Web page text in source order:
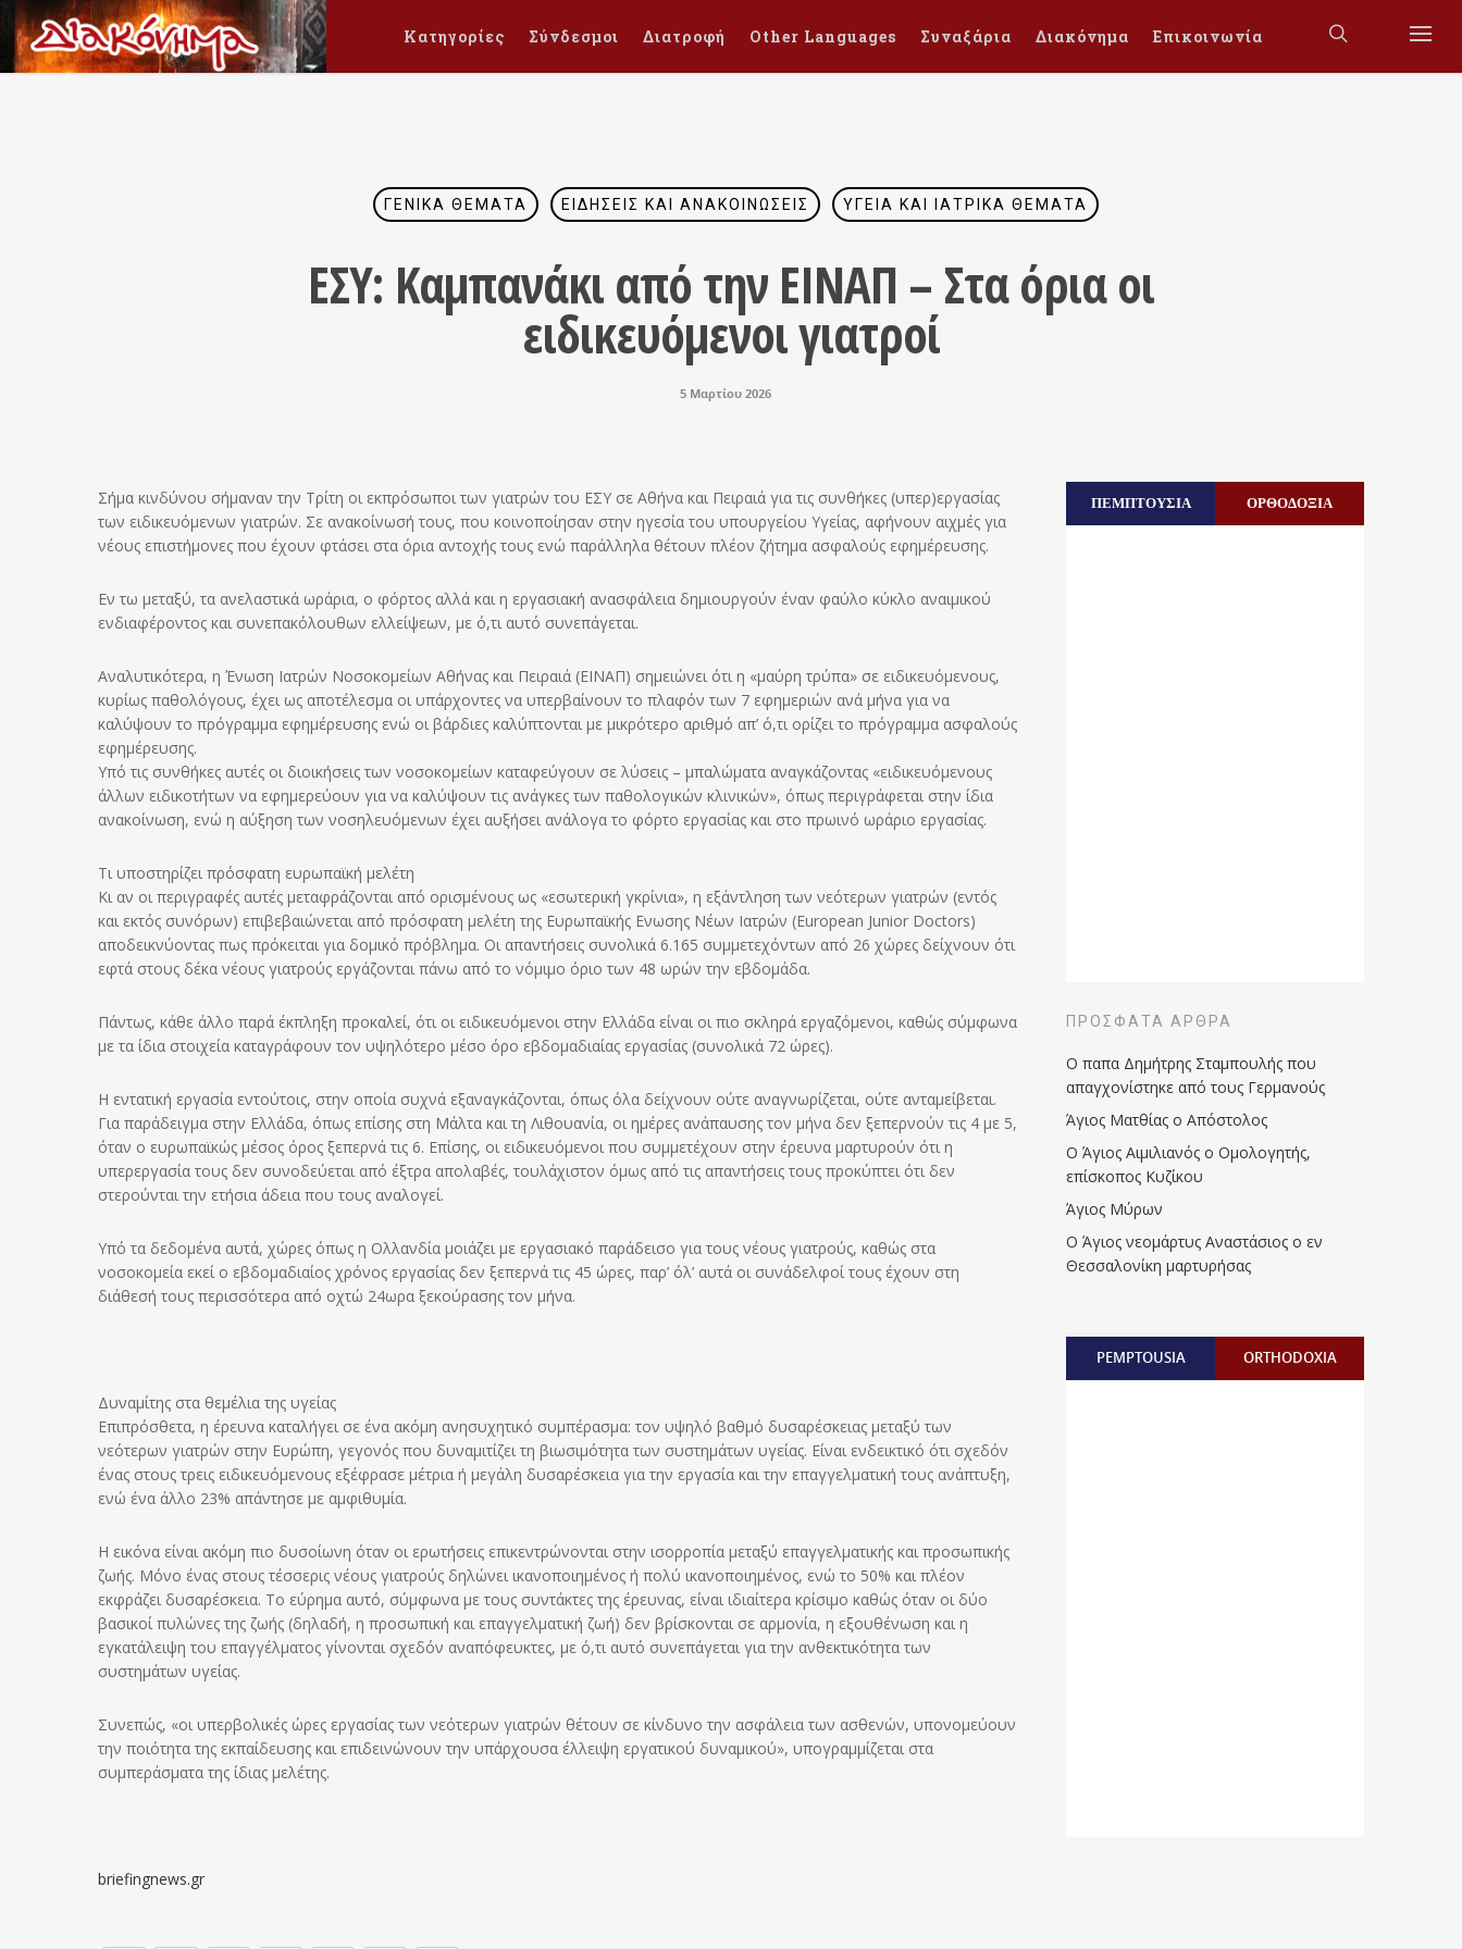
Κατηγορίες Σύνδεσμοι Διατροφή Other Languages Συναξάρια Διακόνημα Επικοινωνία
ΓΕΝΙΚΆ ΘΈΜΑΤΑ ΕΙΔΉΣΕΙΣ ΚΑΙ ΑΝΑΚΟΙΝΏΣΕΙΣ ΥΓΕΊΑ ΚΑΙ ΙΑΤΡΙΚΆ ΘΈΜΑΤΑ
ΕΣΥ: Καμπανάκι από την ΕΙΝΑΠ – Στα όρια οι
ειδικευόμενοι γιατροί
5 Μαρτίου 2026
Σήμα κινδύνου σήμαναν την Τρίτη οι εκπρόσωποι των γιατρών του ΕΣΥ σε Αθήνα και Πειραιά για τις συνθήκες (υπερ)εργασίας
των ειδικευόμενων γιατρών. Σε ανακοίνωσή τους, που κοινοποίησαν στην ηγεσία του υπουργείου Υγείας, αφήνουν αιχμές για
νέους επιστήμονες που έχουν φτάσει στα όρια αντοχής τους ενώ παράλληλα θέτουν πλέον ζήτημα ασφαλούς εφημέρευσης.
Εν τω μεταξύ, τα ανελαστικά ωράρια, ο φόρτος αλλά και η εργασιακή ανασφάλεια δημιουργούν έναν φαύλο κύκλο αναιμικού
ενδιαφέροντος και συνεπακόλουθων ελλείψεων, με ό,τι αυτό συνεπάγεται.
Αναλυτικότερα, η Ένωση Ιατρών Νοσοκομείων Αθήνας και Πειραιά (ΕΙΝΑΠ) σημειώνει ότι η «μαύρη τρύπα» σε ειδικευόμενους,
κυρίως παθολόγους, έχει ως αποτέλεσμα οι υπάρχοντες να υπερβαίνουν το πλαφόν των 7 εφημεριών ανά μήνα για να
καλύψουν το πρόγραμμα εφημέρευσης ενώ οι βάρδιες καλύπτονται με μικρότερο αριθμό απ’ ό,τι ορίζει το πρόγραμμα ασφαλούς
εφημέρευσης.
Υπό τις συνθήκες αυτές οι διοικήσεις των νοσοκομείων καταφεύγουν σε λύσεις – μπαλώματα αναγκάζοντας «ειδικευόμενους
άλλων ειδικοτήτων να εφημερεύουν για να καλύψουν τις ανάγκες των παθολογικών κλινικών», όπως περιγράφεται στην ίδια
ανακοίνωση, ενώ η αύξηση των νοσηλευόμενων έχει αυξήσει ανάλογα το φόρτο εργασίας και στο πρωινό ωράριο εργασίας.
Τι υποστηρίζει πρόσφατη ευρωπαϊκή μελέτη
Κι αν οι περιγραφές αυτές μεταφράζονται από ορισμένους ως «εσωτερική γκρίνια», η εξάντληση των νεότερων γιατρών (εντός
και εκτός συνόρων) επιβεβαιώνεται από πρόσφατη μελέτη της Ευρωπαϊκής Ενωσης Νέων Ιατρών (European Junior Doctors)
αποδεικνύοντας πως πρόκειται για δομικό πρόβλημα. Οι απαντήσεις συνολικά 6.165 συμμετεχόντων από 26 χώρες δείχνουν ότι
εφτά στους δέκα νέους γιατρούς εργάζονται πάνω από το νόμιμο όριο των 48 ωρών την εβδομάδα.
Πάντως, κάθε άλλο παρά έκπληξη προκαλεί, ότι οι ειδικευόμενοι στην Ελλάδα είναι οι πιο σκληρά εργαζόμενοι, καθώς σύμφωνα
με τα ίδια στοιχεία καταγράφουν τον υψηλότερο μέσο όρο εβδομαδιαίας εργασίας (συνολικά 72 ώρες).
Η εντατική εργασία εντούτοις, στην οποία συχνά εξαναγκάζονται, όπως όλα δείχνουν ούτε αναγνωρίζεται, ούτε ανταμείβεται.
Για παράδειγμα στην Ελλάδα, όπως επίσης στη Μάλτα και τη Λιθουανία, οι ημέρες ανάπαυσης τον μήνα δεν ξεπερνούν τις 4 με 5,
όταν ο ευρωπαϊκώς μέσος όρος ξεπερνά τις 6. Επίσης, οι ειδικευόμενοι που συμμετέχουν στην έρευνα μαρτυρούν ότι η
υπερεργασία τους δεν συνοδεύεται από έξτρα απολαβές, τουλάχιστον όμως από τις απαντήσεις τους προκύπτει ότι δεν
στερούνται την ετήσια άδεια που τους αναλογεί.
Υπό τα δεδομένα αυτά, χώρες όπως η Ολλανδία μοιάζει με εργασιακό παράδεισο για τους νέους γιατρούς, καθώς στα
νοσοκομεία εκεί ο εβδομαδιαίος χρόνος εργασίας δεν ξεπερνά τις 45 ώρες, παρ’ όλ’ αυτά οι συνάδελφοί τους έχουν στη
διάθεσή τους περισσότερα από οχτώ 24ωρα ξεκούρασης τον μήνα.
Δυναμίτης στα θεμέλια της υγείας
Επιπρόσθετα, η έρευνα καταλήγει σε ένα ακόμη ανησυχητικό συμπέρασμα: τον υψηλό βαθμό δυσαρέσκειας μεταξύ των
νεότερων γιατρών στην Ευρώπη, γεγονός που δυναμιτίζει τη βιωσιμότητα των συστημάτων υγείας. Είναι ενδεικτικό ότι σχεδόν
ένας στους τρεις ειδικευόμενους εξέφρασε μέτρια ή μεγάλη δυσαρέσκεια για την εργασία και την επαγγελματική τους ανάπτυξη,
ενώ ένα άλλο 23% απάντησε με αμφιθυμία.
Η εικόνα είναι ακόμη πιο δυσοίωνη όταν οι ερωτήσεις επικεντρώνονται στην ισορροπία μεταξύ επαγγελματικής και προσωπικής
ζωής. Μόνο ένας στους τέσσερις νέους γιατρούς δηλώνει ικανοποιημένος ή πολύ ικανοποιημένος, ενώ το 50% και πλέον
εκφράζει δυσαρέσκεια. Το εύρημα αυτό, σύμφωνα με τους συντάκτες της έρευνας, είναι ιδιαίτερα κρίσιμο καθώς όταν οι δύο
βασικοί πυλώνες της ζωής (δηλαδή, η προσωπική και επαγγελματική ζωή) δεν βρίσκονται σε αρμονία, η εξουθένωση και η
εγκατάλειψη του επαγγέλματος γίνονται σχεδόν αναπόφευκτες, με ό,τι αυτό συνεπάγεται για την ανθεκτικότητα των
συστημάτων υγείας.
Συνεπώς, «οι υπερβολικές ώρες εργασίας των νεότερων γιατρών θέτουν σε κίνδυνο την ασφάλεια των ασθενών, υπονομεύουν
την ποιότητα της εκπαίδευσης και επιδεινώνουν την υπάρχουσα έλλειψη εργατικού δυναμικού», υπογραμμίζεται στα
συμπεράσματα της ίδιας μελέτης.
briefingnews.gr
ΠΕΜΠΤΟΥΣΙΑ ΟΡΘΟΔΟΞΙΑ
ΠΡΌΣΦΑΤΑ ΆΡΘΡΑ
Ο παπα Δημήτρης Σταμπουλής που
απαγχονίστηκε από τους Γερμανούς
Άγιος Ματθίας ο Απόστολος
Ο Άγιος Αιμιλιανός ο Ομολογητής,
επίσκοπος Κυζίκου
Άγιος Μύρων
Ο Άγιος νεομάρτυς Αναστάσιος ο εν
Θεσσαλονίκη μαρτυρήσας
PEMPTOUSIA ORTHODOXIA